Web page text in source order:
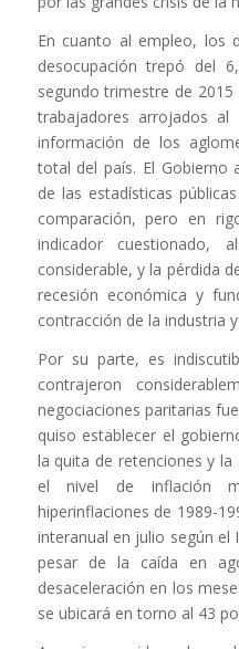
En cuanto al empleo, los
desocupación trepó del
segundo trimestre de
trabajadores arrojados
información de los
total del país. El Gobierno
de las estadísticas
comparación, pero en
indicador cuestionado,
considerable, y la pérdida
recesión económica y
contracción de la industria
Por su parte, es
contrajeron
negociaciones paritarias
quiso establecer el
la quita de retenciones y
el nivel de inflación
hiperinflaciones de 1989-
interanual en julio según el
pesar de la caída en
desaceleración en los
se ubicará en torno al 43